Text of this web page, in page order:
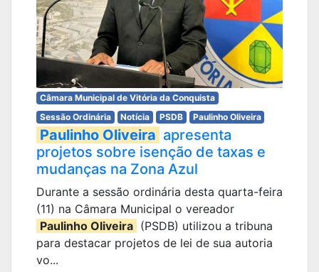
Câmara Municipal de Vitória da Conquista
Sessão Ordinária
Notícia PSDB Paulinho Oliveira
Paulinho Oliveira apresenta
projetos sobre isenção de taxas e
mudanças na Zona Azul
Durante a sessão ordinária desta quarta-feira
(11) na Câmara Municipal o vereador
Paulinho Oliveira (PSDB) utilizou a tribuna
para destacar projetos de lei de sua autoria
vo...